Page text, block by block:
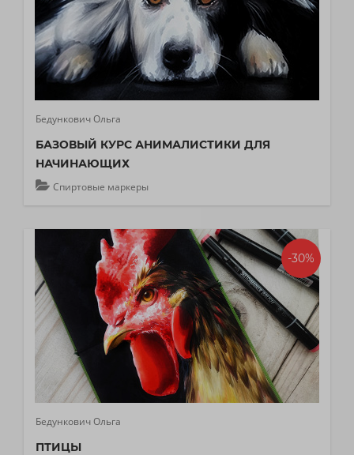
Бедункович Ольга
БАЗОВЫЙ КУРС АНИМАЛИСТИКИ ДЛЯ
НАЧИНАЮЩИХ
Спиртовые маркеры
-30%
Бедункович Ольга
ПТИЦЫ